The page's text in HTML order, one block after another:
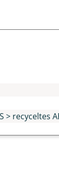
> recyceltes